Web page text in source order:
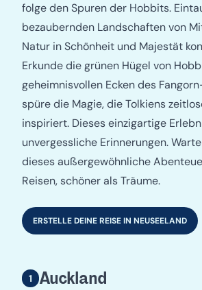
folge den Spuren der Hobbits.
bezaubernden Landschaften von
Natur in Schönheit und Majestät
Erkunde die grünen Hügel von
geheimnisvollen Ecken des
spüre die Magie, die Tolkiens
inspiriert. Dieses einzigartige
unvergessliche Erinnerungen.
dieses außergewöhnliche
Reisen, schöner als Träume.
ERSTELLE DEINE REISE IN NEUSEELAND
Auckland